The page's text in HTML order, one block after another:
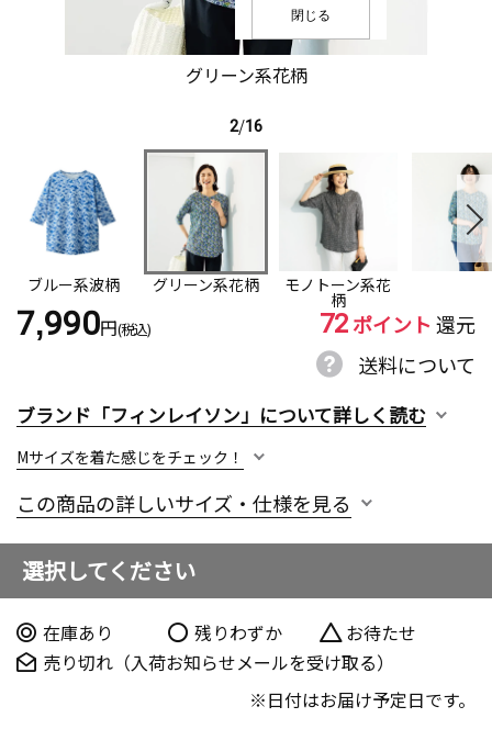
閉じる
グリーン系花柄
2/16
ブルー系波柄 グリーン系花柄 モノトーン系花
柄
7,990円(税込) 72ポイント 還元
送料について
ブランド「フィンレイソン」について詳しく読む
Mサイズを着た感じをチェック！
この商品の詳しいサイズ・仕様を見る
選択してください
在庫あり 残りわずか
お待たせ
売り切れ（入荷お知らせメールを受け取る）
日付はお届け予定日です。